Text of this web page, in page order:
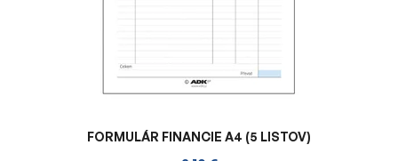
FORMULÁR FINANCIE A4 (5 LISTOV)